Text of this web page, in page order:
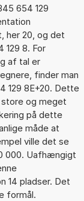
654 129
her 20, og det
129 8. For
af tal er
finder man
129 8E+20. Dette
og meget
på dette
måde at
ville det se
000. Uafhængigt
14 pladser. Det
formål.